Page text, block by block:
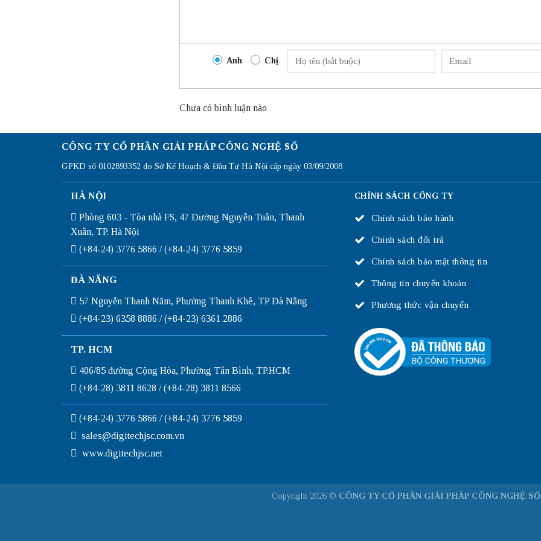
Anh Chị
Chưa có bình luận nào
CÔNG TY CỔ PHẦN GIẢI PHÁP CÔNG NGHỆ SỐ
GPKD số 0102893352 do Sở Kế Hoạch & Đầu Tư Hà Nội cấp ngày 03/09/2008
HÀ NỘI
Phòng 603 - Tòa nhà FS, 47 Đường Nguyễn Tuân, Thanh
Xuân, TP. Hà Nội
(+84-24) 3776 5866 / (+84-24) 3776 5859
ĐÀ NẴNG
57 Nguyễn Thanh Năm, Phường Thanh Khê, TP Đà Nẵng
(+84-23) 6358 8886 / (+84-23) 6361 2886
TP. HCM
406/85 đường Cộng Hòa, Phường Tân Bình, TP.HCM
(+84-28) 3811 8628 / (+84-28) 3811 8566
(+84-24) 3776 5866 / (+84-24) 3776 5859
sales@digitechjsc.com.vn
www.digitechjsc.net
CHÍNH SÁCH CÔNG TY
Chính sách bảo hành
Chính sách đổi trả
Chính sách bảo mật thông tin
Thông tin chuyển khoản
Phương thức vận chuyển
Copyright 2026 © CÔNG TY CỔ PHẦN GIẢI PHÁP CÔNG NGHỆ SỐ